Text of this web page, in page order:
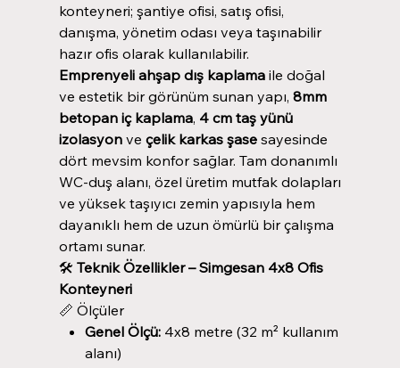
konteyneri; şantiye ofisi, satış ofisi,
danışma, yönetim odası veya taşınabilir
hazır ofis olarak kullanılabilir.
Emprenyeli ahşap dış kaplamaile doğal
ve estetik bir görünüm sunan yapı, 8mm
betopan iç kaplama, 4 cm taş yünü
izolasyonve çelik karkas şasesayesinde
dört mevsim konfor sağlar. Tam donanımlı
WC-duş alanı, özel üretim mutfak dolapları
ve yüksek taşıyıcı zemin yapısıyla hem
dayanıklı hem de uzun ömürlü bir çalışma
ortamı sunar.
🛠️ Teknik Özellikler – Simgesan 4x8 Ofis
Konteyneri
📏 Ölçüler
Genel Ölçü:4x8 metre (32 m² kullanım
alanı)